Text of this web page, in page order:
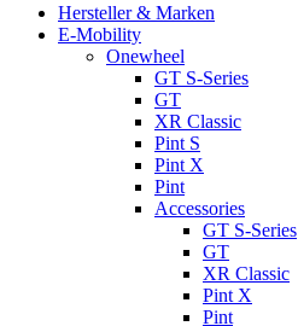
Hersteller & Marken
E-Mobility
Onewheel
GT S-Series
GT
XR Classic
Pint S
Pint X
Pint
Accessories
GT S-Series
GT
XR Classic
Pint X
Pint